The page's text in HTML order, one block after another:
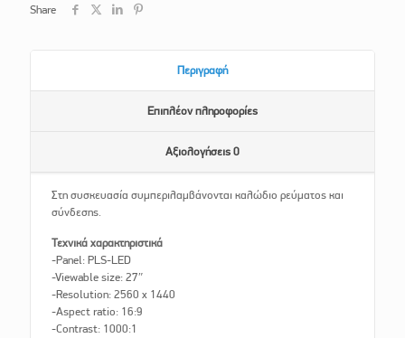
Share
Περιγραφή
Επιπλέον πληροφορίες
Αξιολογήσεις 0
Στη συσκευασία συμπεριλαμβάνονται καλώδιο ρεύματος και
σύνδεσης.
Τεχνικά χαρακτηριστικά
-Panel: PLS-LED
-Viewable size: 27″
-Resolution: 2560 x 1440
-Aspect ratio: 16:9
-Contrast: 1000:1